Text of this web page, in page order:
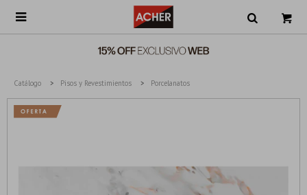

Catálogo Pisos y Revestimientos Porcelanatos